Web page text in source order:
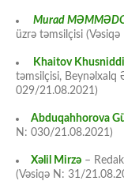
Murad
üzrə təmsilçisi
Khaitov
təmsilçisi, Beynəlxalq
029/21.08.2021)
Abduqahhorova
N: 030/21.08.2021)
Xəlil Mirzə –
(Vəsiqə N: 31/